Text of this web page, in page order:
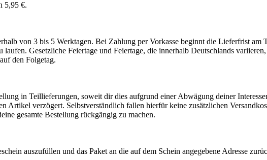
5,95 €.
von 3 bis 5 Werktagen. Bei Zahlung per Vorkasse beginnt die Lieferfrist
laufen. Gesetzliche Feiertage und Feiertage, die innerhalb Deutschlands
den Folgetag.
in Teillieferungen, soweit dir dies aufgrund einer Abwägung deiner
Artikel verzögert. Selbstverständlich fallen hierfür keine zusätzlichen
gesamte Bestellung rückgängig zu machen.
auszufüllen und das Paket an die auf dem Schein angegebene Adresse